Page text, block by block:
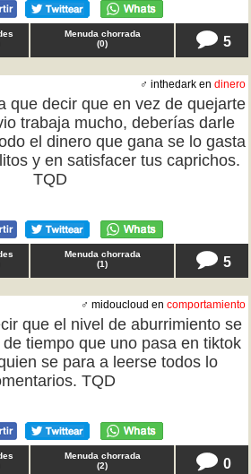
Menuda chorrada
(0) 5
♂ inthedark en dinero
que decir que en vez de quejarte
trabaja mucho, deberías darle
el dinero que gana se lo gasta
y en satisfacer tus caprichos.
TQD
Menuda chorrada
(1) 5
♂ midoucloud en comportamiento
que el nivel de aburrimiento se
tiempo que uno pasa en tiktok
se para a leerse todos lo
TQD
Menuda chorrada
(2) 0